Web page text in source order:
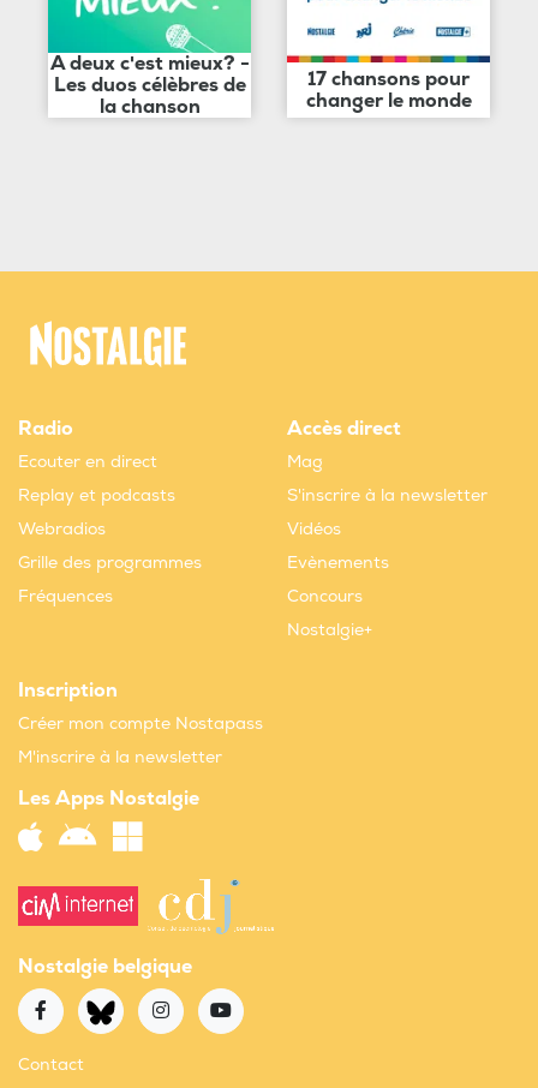
A deux c'est mieux? -
Les duos célèbres de
la chanson
17 chansons pour
changer le monde
Radio
Ecouter en direct
Replay et podcasts
Webradios
Grille des programmes
Fréquences
Accès direct
Mag
S'inscrire à la newsletter
Vidéos
Evènements
Concours
Nostalgie+
Inscription
Créer mon compte Nostapass
M'inscrire à la newsletter
Les Apps Nostalgie
Nostalgie belgique
Contact